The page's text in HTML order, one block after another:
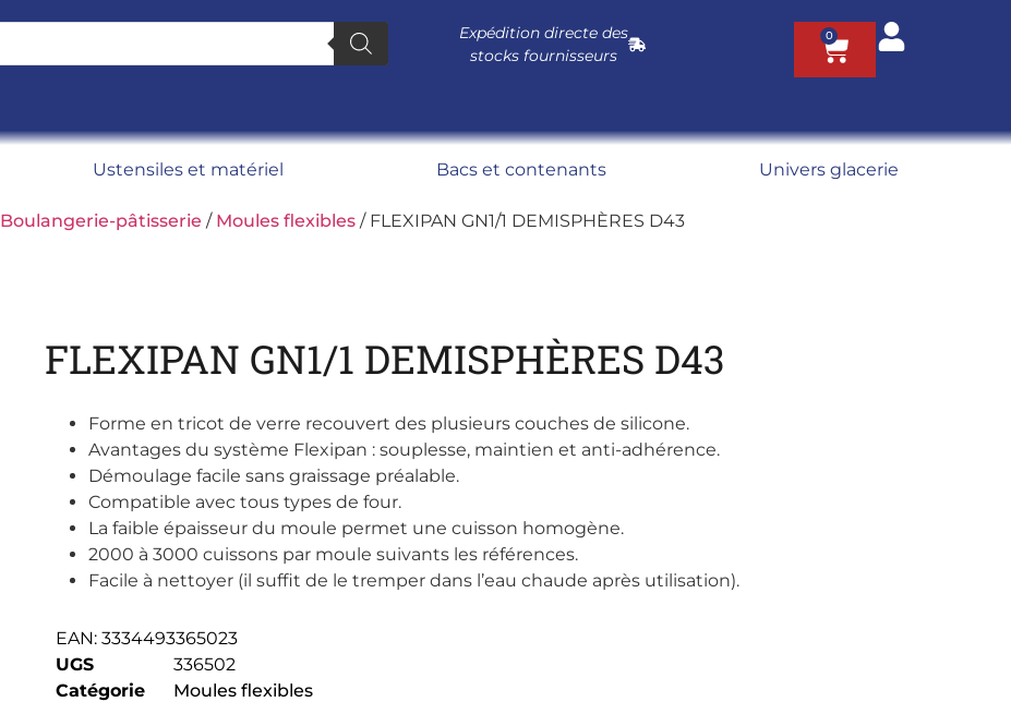
Expédition directe des
stocks fournisseurs
0
Ustensiles et matériel Bacs et contenants Univers glacerie
Boulangerie-pâtisserie / Moules flexibles / FLEXIPAN GN1/1 DEMISPHÈRES D43
FLEXIPAN GN1/1 DEMISPHÈRES D43
Forme en tricot de verre recouvert des plusieurs couches de silicone.
Avantages du système Flexipan : souplesse, maintien et anti-adhérence.
Démoulage facile sans graissage préalable.
Compatible avec tous types de four.
La faible épaisseur du moule permet une cuisson homogène.
2000 à 3000 cuissons par moule suivants les références.
Facile à nettoyer (il suffit de le tremper dans l’eau chaude après utilisation).
EAN: 3334493365023
UGS
336502
Catégorie
Moules flexibles